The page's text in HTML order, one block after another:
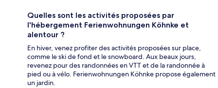
Quelles sont les activités proposées par
l'hébergement Ferienwohnungen Köhnke et
alentour ?
En hiver, venez profiter des activités proposées sur place,
comme le ski de fond et le snowboard. Aux beaux jours,
revenez pour des randonnées en VTT et de la randonnée à
pied ou à vélo. Ferienwohnungen Köhnke propose également
un jardin.